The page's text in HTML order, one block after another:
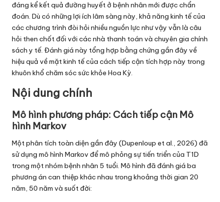
đáng kể kết quả đường huyết ở bệnh nhân mới được chẩn
đoán. Dù có những lợi ích lâm sàng này, khả năng kinh tế của
các chương trình đòi hỏi nhiều nguồn lực như vậy vẫn là câu
hỏi then chốt đối với các nhà thanh toán và chuyên gia chính
sách y tế. Đánh giá này tổng hợp bằng chứng gần đây về
hiệu quả về mặt kinh tế của cách tiếp cận tích hợp này trong
khuôn khổ chăm sóc sức khỏe Hoa Kỳ.
Nội dung chính
Mô hình phương pháp: Cách tiếp cận Mô
hình Markov
Một phân tích toàn diện gần đây (Dupenloup et al., 2026) đã
sử dụng mô hình Markov để mô phỏng sự tiến triển của T1D
trong một nhóm bệnh nhân 5 tuổi. Mô hình đã đánh giá ba
phương án can thiệp khác nhau trong khoảng thời gian 20
năm, 50 năm và suốt đời: